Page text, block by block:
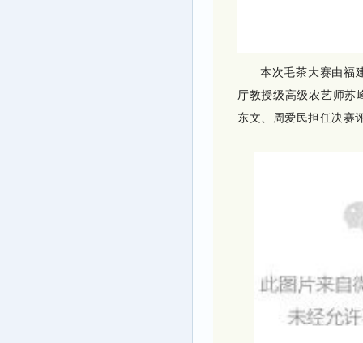
本次毛茶大赛由福
厅教授级高级农艺师苏
东文、周爱民担任决赛